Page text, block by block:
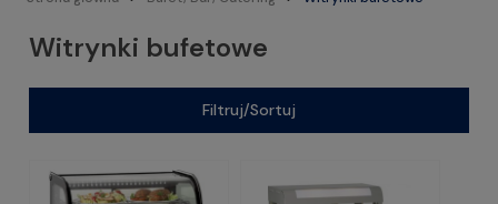
Witrynki bufetowe
Filtruj/Sortuj